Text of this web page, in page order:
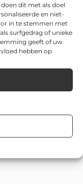
dit met als doel
en niet-
in te stemmen met
surfgedrag of unieke
geeft of uw
hebben op